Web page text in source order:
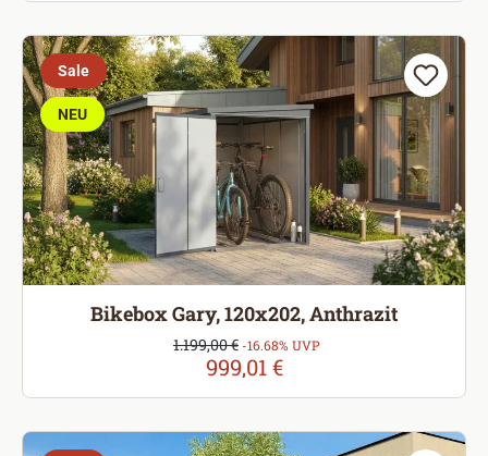
Sale
NEU
Bikebox Gary, 120x202, Anthrazit
Verkaufspreis:
999,01 €
Regulärer Preis:
1.199,00 € -16.68% UVP